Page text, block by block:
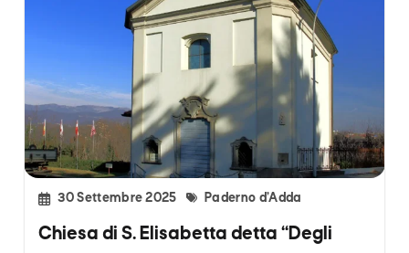
Chiesa di S. Elisabetta detta “Degli
30 Settembre 2025 Paderno d’Adda